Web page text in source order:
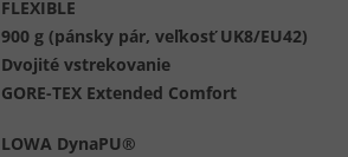
FLEXIBLE
900 g (pánsky pár, veľkosť UK8/EU42)
Dvojité vstrekovanie
GORE-TEX Extended Comfort
LOWA DynaPU®